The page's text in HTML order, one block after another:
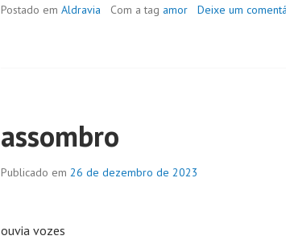
Postado em Aldravia Com a tag amor Deixe um
assombro
Publicado em 26 de dezembro de 2023
ouvia vozes